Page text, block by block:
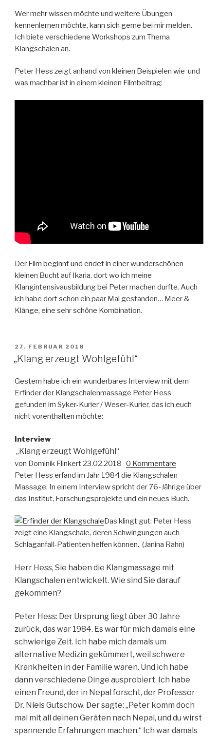
Wer mehr wissen möchte und weitere Übungen
kennenlernen möchte, kann sich gerne bei mir melden.
Ich biete verschiedene Workshops zum Thema
Klangschalen an.
Peter Hess zeigt anhand von kleinen Beispielen wie und
was machbar ist in einem kleinen Filmbeitrag:
Der Film beginnt und endet in einer wunderschönen
kleinen Bucht auf Ikaria, dort wo ich meine
Klangintensivausbildung bei Peter machen durfte. Auch
ich habe dort schon ein paar Mal gestanden… Meer &
Klänge, eine sehr schöne Kombination.
VERÖFFENTLICHT
AM
27. FEBRUAR 2018
„Klang erzeugt Wohlgefühl“
Gestern habe ich ein wunderbares Interview mit dem
Erfinder der Klangschalenmassage Peter Hess
gefunden im Syker-Kurier / Weser-Kurier, das ich euch
nicht vorenthalten möchte:
Interview
„Klang erzeugt Wohlgefühl“
von Dominik Flinkert 23.02.2018 0 Kommentare
Peter Hess erfand im Jahr 1984 die Klangschalen-
Massage. In einem Interview spricht der 76-Jährige über
das Institut, Forschungsprojekte und ein neues Buch.
Das klingt gut: Peter Hess
zeigt eine Klangschale, deren Schwingungen auch
Schlaganfall-Patienten helfen können. (Janina Rahn)
Herr Hess, Sie haben die Klangmassage mit
Klangschalen entwickelt. Wie sind Sie darauf
gekommen?
Peter Hess: Der Ursprung liegt über 30 Jahre
zurück, das war 1984. Es war für mich damals eine
schwierige Zeit. Ich habe mich damals um
alternative Medizin gekümmert, weil schwere
Krankheiten in der Familie waren. Und ich habe
dann verschiedene Dinge ausprobiert. Ich habe
einen Freund, der in Nepal forscht, der Professor
Dr. Niels Gutschow. Der sagte: „Peter komm doch
mal mit all deinen Geräten nach Nepal, und du wirst
spannende Erfahrungen machen.“ Ich war damals